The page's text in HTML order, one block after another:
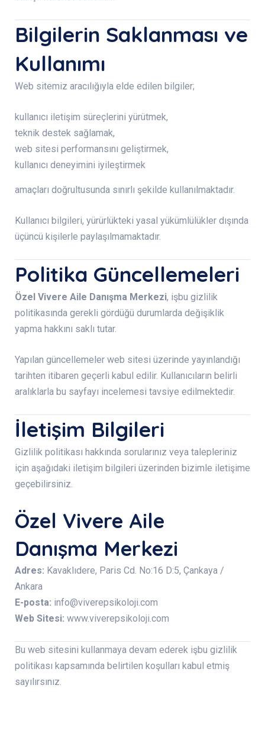
Bilgilerin Saklanması ve
Kullanımı
Web sitemiz aracılığıyla elde edilen bilgiler;
kullanıcı iletişim süreçlerini yürütmek,
teknik destek sağlamak,
web sitesi performansını geliştirmek,
kullanıcı deneyimini iyileştirmek
amaçları doğrultusunda sınırlı şekilde kullanılmaktadır.
Kullanıcı bilgileri, yürürlükteki yasal yükümlülükler dışında
üçüncü kişilerle paylaşılmamaktadır.
Politika Güncellemeleri
Özel Vivere Aile Danışma Merkezi, işbu gizlilik
politikasında gerekli gördüğü durumlarda değişiklik
yapma hakkını saklı tutar.
Yapılan güncellemeler web sitesi üzerinde yayınlandığı
tarihten itibaren geçerli kabul edilir. Kullanıcıların belirli
aralıklarla bu sayfayı incelemesi tavsiye edilmektedir.
İletişim Bilgileri
Gizlilik politikası hakkında sorularınız veya talepleriniz
için aşağıdaki iletişim bilgileri üzerinden bizimle iletişime
geçebilirsiniz.
Özel Vivere Aile
Danışma Merkezi
Adres: Kavaklıdere, Paris Cd. No:16 D:5, Çankaya /
Ankara
E-posta: info@viverepsikoloji.com
Web Sitesi: www.viverepsikoloji.com
Bu web sitesini kullanmaya devam ederek işbu gizlilik
politikası kapsamında belirtilen koşulları kabul etmiş
sayılırsınız.